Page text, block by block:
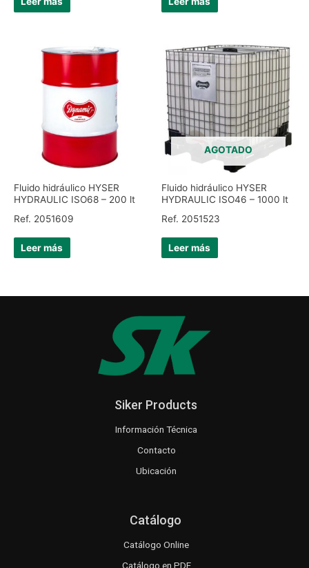
Fluido hidráulico HYSER
HYDRAULIC ISO68 – 200 lt
Ref. 2051609
Leer más
AGOTADO
Fluido hidráulico HYSER
HYDRAULIC ISO46 – 1000 lt
Ref. 2051523
Leer más
Siker Products
Información Técnica
Contacto
Ubicación
Catálogo
Catálogo Online
Catálogo en PDF